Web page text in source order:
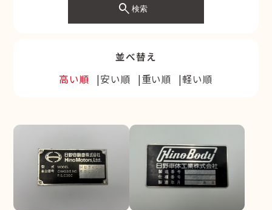
search検索
並べ替え
高い順
安い順 重い順 軽い順